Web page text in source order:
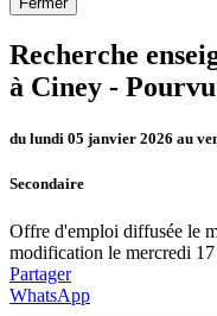
Recherche
à Ciney - Pourvu
du lundi 05 janvier 2026 au
Secondaire
Offre d'emploi diffusée le
modification le mercredi
Partager
WhatsApp